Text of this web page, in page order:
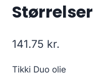
Størrelser
141.75 kr.
Tikki Duo olie